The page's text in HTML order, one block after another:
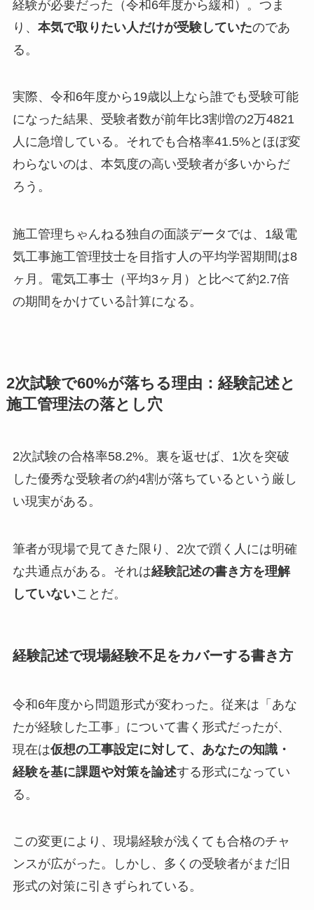
経験が必要だった（令和6年度から緩和）。つま
り、 本気で取りたい人だけが受験していたのであ
る。
実際、令和6年度から19歳以上なら誰でも受験可能
になった結果、受験者数が前年比3割増の2万4821
人に急増している。それでも合格率41.5%とほぼ変
わらないのは、本気度の高い受験者が多いからだ
ろう。
施工管理ちゃんねる独自の面談データでは、1級電
気工事施工管理技士を目指す人の平均学習期間は8
ヶ月。電気工事士（平均3ヶ月）と比べて約2.7倍
の期間をかけている計算になる。
2次試験で60%が落ちる理由：経験記述と
施工管理法の落とし穴
2次試験の合格率58.2%。裏を返せば、1次を突破
した優秀な受験者の約4割が落ちているという厳し
い現実がある。
筆者が現場で見てきた限り、2次で躓く人には明確
な共通点がある。それは経験記述の書き方を理解
していないことだ。
経験記述で現場経験不足をカバーする書き方
令和6年度から問題形式が変わった。従来は「あな
たが経験した工事」について書く形式だったが、
現在は仮想の工事設定に対して、あなたの知識・
経験を基に課題や対策を論述する形式になってい
る。
この変更により、現場経験が浅くても合格のチャ
ンスが広がった。しかし、多くの受験者がまだ旧
形式の対策に引きずられている。